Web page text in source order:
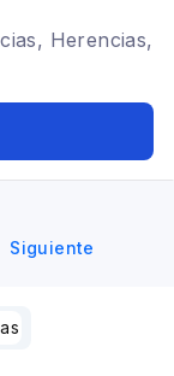
Herencias,
Siguiente